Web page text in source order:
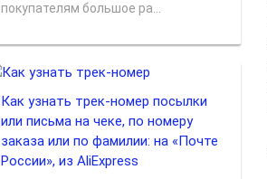
покупателям большое ра...
Как узнать трек-номер посылки
или письма на чеке, по номеру
заказа или по фамилии: на «Почте
России», из AliExpress